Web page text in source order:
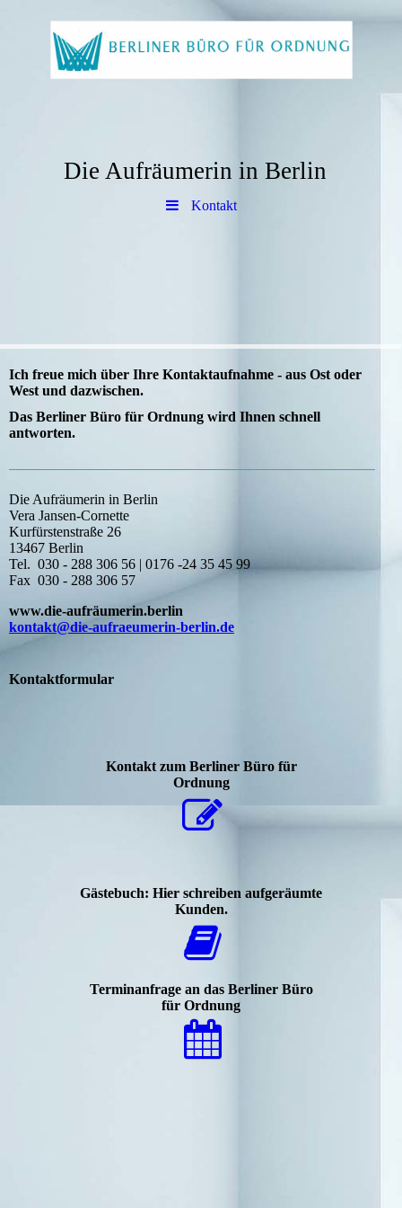
Die Aufräumerin in Berlin
Kontakt
Ich freue mich über Ihre Kontaktaufnahme - aus Ost oder
West und dazwischen.
Das Berliner Büro für Ordnung wird Ihnen schnell
antworten.
Die Aufräumerin in Berlin
Vera Jansen-Cornette
Kurfürstenstraße 26
13467 Berlin
Tel. 030 - 288 306 56 | 0176 -24 35 45 99
Fax 030 - 288 306 57
www.die-aufräumerin.berlin
kontakt@die-aufraeumerin-berlin.de
Kontaktformular
Kontakt zum Berliner Büro für
Ordnung
Gästebuch: Hier schreiben aufgeräumte
Kunden.
Terminanfrage an das Berliner Büro
für Ordnung